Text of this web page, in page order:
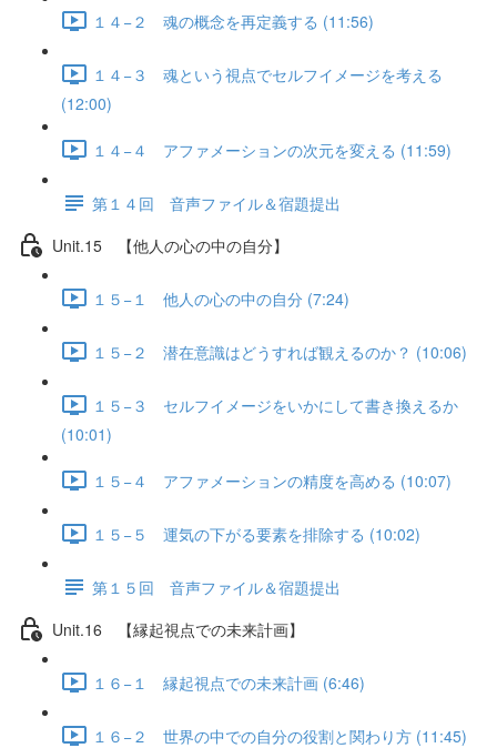
１４−２ 魂の概念を再定義する (11:56)
１４−３ 魂という視点でセルフイメージを考える
(12:00)
１４−４ アファメーションの次元を変える (11:59)
第１４回 音声ファイル＆宿題提出
Unit.15 【他人の心の中の自分】
１５−１ 他人の心の中の自分 (7:24)
１５−２ 潜在意識はどうすれば観えるのか？ (10:06)
１５−３ セルフイメージをいかにして書き換えるか
(10:01)
１５−４ アファメーションの精度を高める (10:07)
１５−５ 運気の下がる要素を排除する (10:02)
第１５回 音声ファイル＆宿題提出
Unit.16 【縁起視点での未来計画】
１６−１ 縁起視点での未来計画 (6:46)
１６−２ 世界の中での自分の役割と関わり方 (11:45)